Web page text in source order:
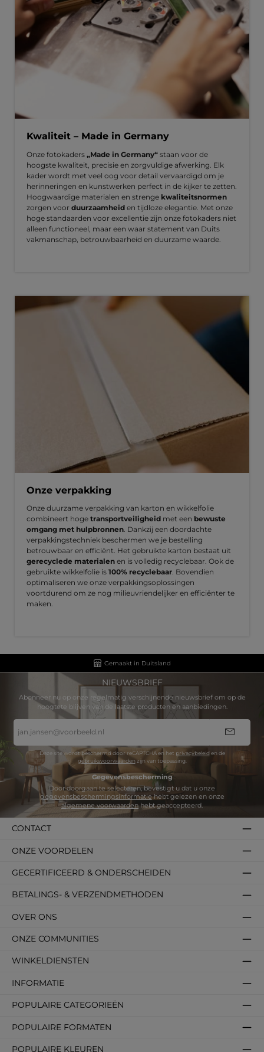
Kwaliteit – Made in Germany
Onze fotokaders „Made in Germany“ staan voor de
hoogste kwaliteit, precisie en zorgvuldige afwerking. Elk
kader wordt met veel oog voor detail vervaardigd om je
herinneringen en kunstwerken perfect in de kijker te zetten.
Hoogwaardige materialen en strenge kwaliteitsnormen
zorgen voor duurzaamheid en tijdloze elegantie. Met onze
hoge standaarden voor excellentie zijn onze fotokaders niet
alleen functioneel, maar een waar statement van Duits
vakmanschap, betrouwbaarheid en duurzame waarde.
Onze verpakking
Onze duurzame verpakking van karton en wikkelfolie
combineert hoge transportveiligheid met een bewuste
omgang met hulpbronnen. Dankzij een doordachte
verpakkingstechniek beschermen we je bestelling
betrouwbaar en efficiënt. Het gebruikte karton bestaat uit
gerecyclede materialen en is volledig recyclebaar. Ook de
gebruikte wikkelfolie is 100% recyclebaar. Bovendien
optimaliseren we onze verpakkingsoplossingen
voortdurend om ze nog milieuvriendelijker en efficiënter te
maken.
Gemaakt in Duitsland
NIEUWSBRIEF
Abonneer nu op onze regelmatig verschijnende nieuwsbrief om op de
hoogtete blijven van de laatste producten en aanbiedingen.
mailadres
*
Deze site wordt beschermd door reCAPTCHA en het privacybeleid en de
gebruiksvoorwaardenzijn van toepassing.
Gegevensbescherming
gegevensbeschermingsinformatie
algemene voorwaardenhebt geaccepteerd.
CONTACT
WINKELDIENSTEN
INFORMATIE
POPULAIRE CATEGORIEËN
POPULAIRE FORMATEN
POPULAIRE KLEUREN
BETALINGS- & VERZENDMETHODEN
OVER ONS
GECERTIFICEERD & ONDERSCHEIDEN
ONZE VOORDELEN
ONZE COMMUNITIES